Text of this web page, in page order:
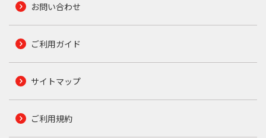
お問い合わせ
ご利用ガイド
サイトマップ
ご利用規約